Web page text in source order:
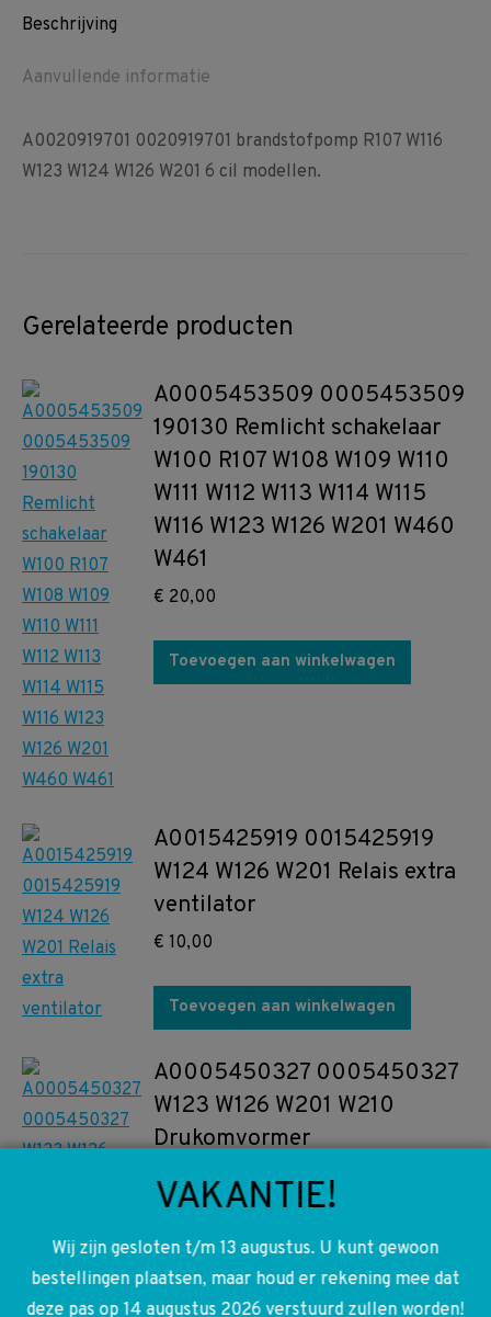
Beschrijving
Aanvullende informatie
A0020919701 0020919701 brandstofpomp R107 W116
W123 W124 W126 W201 6 cil modellen.
Gerelateerde producten
A0005453509 0005453509
190130 Remlicht schakelaar
W100 R107 W108 W109 W110
W111 W112 W113 W114 W115
W116 W123 W126 W201 W460
W461
€ 20,00
Toevoegen aan winkelwagen
A0015425919 0015425919
W124 W126 W201 Relais extra
ventilator
€ 10,00
Toevoegen aan winkelwagen
A0005450327 0005450327
W123 W126 W201 W210
Drukomvormer
€ 30,00
Toevoegen aan winkelwagen
A0028204742 0028204742
VAKANTIE!
Wij zijn gesloten t/m 13 augustus. U kunt gewoon
bestellingen plaatsen, maar houd er rekening mee dat
deze pas op 14 augustus 2026 verstuurd zullen worden!